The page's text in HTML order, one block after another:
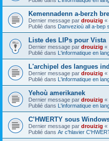
Kemennadenn a-berzh
Dernier message par drouizig «
Publié dans Danvezioù all a-bep
Liste des LIPs pour Vista
Dernier message par drouizig «
Publié dans L'informatique en
L'archipel des langues
Dernier message par drouizig «
Publié dans L'informatique en
Yehoù amerikanek
Dernier message par drouizig «
Publié dans L'informatique en
C’HWERTY sous
Dernier message par drouizig «
Publié dans Ar c'hlavier